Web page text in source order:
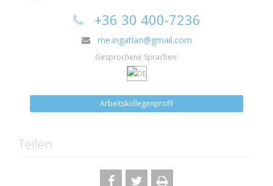
+36 30 400-7236
me.ingatlan@gmail.com
Gesprochene Sprachen:
Arbeitskollegenprofil
Teilen